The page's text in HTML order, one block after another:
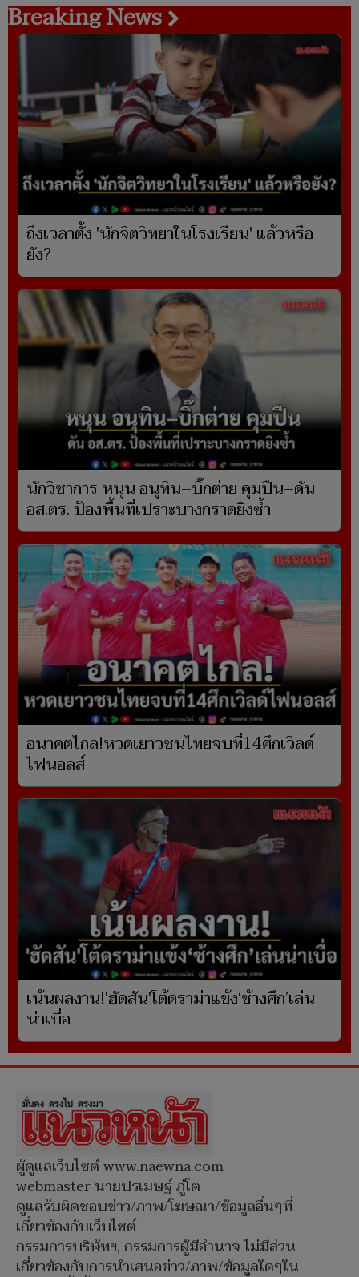
Breaking News
ถึงเวลาตั้ง 'นักจิตวิทยาในโรงเรียน' แล้วหรือ
ยัง?
นักวิชาการ หนุน อนุทิน–บิ๊กต่าย คุมปืน–ดัน
อส.ตร. ป้องพื้นที่เปราะบางกราดยิงซ้ำ
อนาคตไกล!หวดเยาวชนไทยจบที่14ศึกเวิลด์
ไฟนอลส์
เน้นผลงาน!'ฮัดสัน'โต้ดราม่าแข้ง‘ช้างศึก’เล่น
น่าเบื่อ
ผู้ดูแลเว็บไซต์ www.naewna.com
webmaster นายปรเมษฐ์ ภู่โต
ดูแลรับผิดชอบข่าว/ภาพ/โฆษณา/ข้อมูลอื่นๆที่
เกี่ยวข้องกับเว็บไซต์
กรรมการบริษัทฯ, กรรมการผู้มีอำนาจ ไม่มีส่วน
เกี่ยวข้องกับการนำเสนอข่าว/ภาพ/ข้อมูลใดๆใน